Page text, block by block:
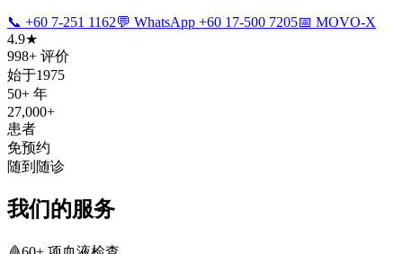
📞 +60 7-251 1162💬 WhatsApp +60 17-500 7205📅 MOVO-X
4.9★
998+ 评价
始于1975
50+ 年
27,000+
患者
免预约
随到随诊
我们的服务